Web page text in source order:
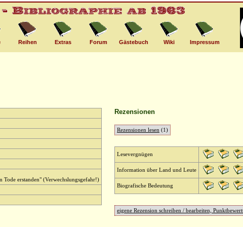
Reihen Extras Forum Gästebuch Wiki Impressum
erstanden" (Verwechslungsgefahr!)
Rezensionen
Rezensionen lesen (1)
Lesevergnügen
Information über Land und Leute
Biografische Bedeutung
eigene Rezension schreiben / bearbeiten,